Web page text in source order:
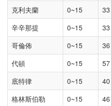
克利夫蘭
0~15 33
辛辛那提
0~15 33
哥倫佈
0~15 36
代頓
0~15 57
底特律
0~15 40
格林斯伯勒
0~15 46